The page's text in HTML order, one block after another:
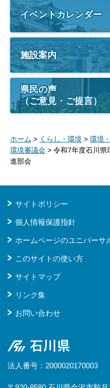
イベントカレンダー
施設案内
県民の声
（ご意見・ご提言）
ホーム > くらし・環境 > 環境
環境審議会 > 令和7年度石川県
進部会
サイトポリシー
個人情報保護指針
ホームページのユニバーサ
このサイトの使い方
サイトマップ
リンク集
お問い合わせ
石川県
法人番号：2000020170003